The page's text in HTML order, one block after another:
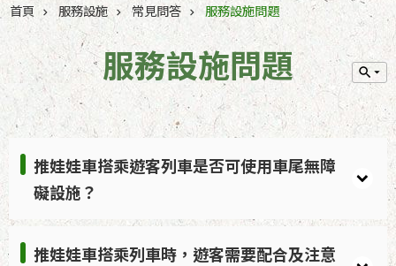
首頁 服務設施 常見問答 服務設施問題
服務設施問題
推娃娃車搭乘遊客列車是否可使用車尾無障
礙設施？
推娃娃車搭乘列車時，遊客需要配合及注意